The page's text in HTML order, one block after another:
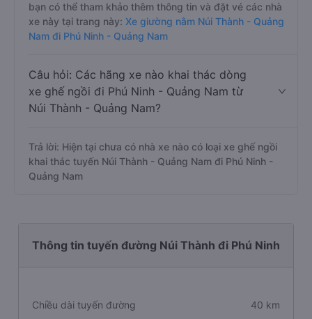
bạn có thể tham khảo thêm thông tin và đặt vé các nhà
xe này tại trang này: Xe giường nằm Núi Thành - Quảng
Nam đi Phú Ninh - Quảng Nam
Câu hỏi: Các hãng xe nào khai thác dòng
xe ghế ngồi đi Phú Ninh - Quảng Nam từ
Núi Thành - Quảng Nam?
Trả lời: Hiện tại chưa có nhà xe nào có loại xe ghế ngồi
khai thác tuyến Núi Thành - Quảng Nam đi Phú Ninh -
Quảng Nam
Thông tin tuyến đường Núi Thành đi Phú Ninh
Chiều dài tuyến đường 40 km